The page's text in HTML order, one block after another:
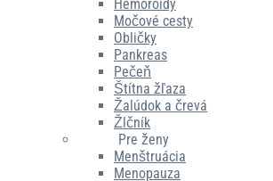
Hemoroidy
Močové cesty
Obličky
Pankreas
Pečeň
Štítna žľaza
Žalúdok a črevá
Žlčník
Pre ženy
Menštruácia
Menopauza